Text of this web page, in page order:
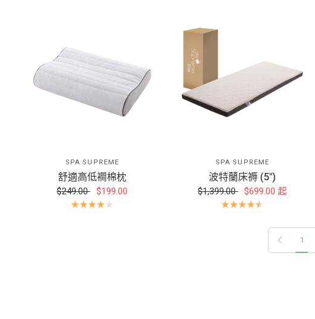
SPA SUPREME
舒適高低襇棉枕
$249.00 $199.00
SPA SUPREME
波特蘭床褥 (5")
$1,399.00 $699.00 起
上一頁 1